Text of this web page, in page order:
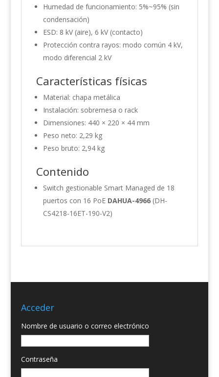
Humedad de funcionamiento: 5%~95% (sin
condensación)
ESD: 8 kV (aire), 6 kV (contacto)
Protección contra rayos: modo común 4 kV,
modo diferencial 2 kV
Características físicas
Material: chapa metálica
Instalación: sobremesa o rack
Dimensiones: 440 × 220 × 44 mm
Peso neto: 2,29 kg
Peso bruto: 2,94 kg
Contenido
Switch gestionable Smart Managed de 18
puertos con 16 PoE DAHUA-4966(DH-
CS4218-16ET-190-V2)
Acceder
Nombre de usuario o correo electrónico
Contraseña